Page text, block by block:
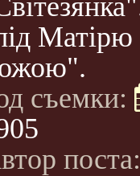
Матірю
съемки: